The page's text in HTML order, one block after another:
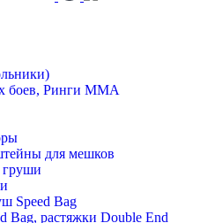
боев, Ринги ММА
для мешков
груши
Speed Bag
Bag, растяжки Double End